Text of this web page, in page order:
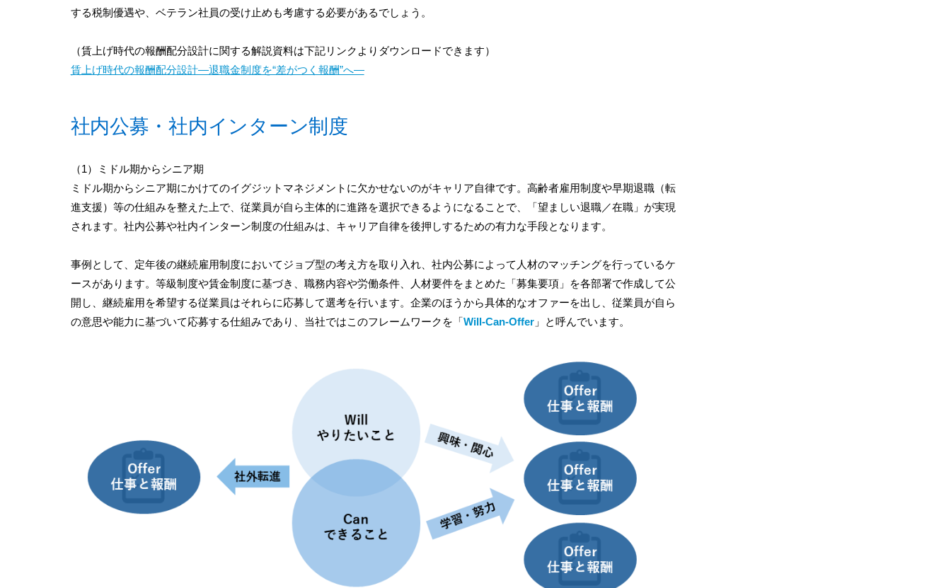
する税制優遇や、ベテラン社員の受け止めも考慮する必要があるでしょう。
（賃上げ時代の報酬配分設計に関する解説資料は下記リンクよりダウンロードできます）
賃上げ時代の報酬配分設計―退職金制度を“差がつく報酬”へ―
社内公募・社内インターン制度
（1）ミドル期からシニア期
ミドル期からシニア期にかけてのイグジットマネジメントに欠かせないのがキャリア自律です。高齢者雇用制度や早期退職（転
進支援）等の仕組みを整えた上で、従業員が自ら主体的に進路を選択できるようになることで、「望ましい退職／在職」が実現
されます。社内公募や社内インターン制度の仕組みは、キャリア自律を後押しするための有力な手段となります。
事例として、定年後の継続雇用制度においてジョブ型の考え方を取り入れ、社内公募によって人材のマッチングを行っているケ
ースがあります。等級制度や賃金制度に基づき、職務内容や労働条件、人材要件をまとめた「募集要項」を各部署で作成して公
開し、継続雇用を希望する従業員はそれらに応募して選考を行います。企業のほうから具体的なオファーを出し、従業員が自ら
の意思や能力に基づいて応募する仕組みであり、当社ではこのフレームワークを「Will-Can-Offer」と呼んでいます。